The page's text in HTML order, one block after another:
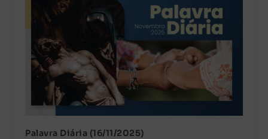
Palavra Diária (16/11/2025)